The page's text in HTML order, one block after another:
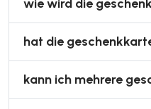
wie wird die
hat die
kann ich mehrere